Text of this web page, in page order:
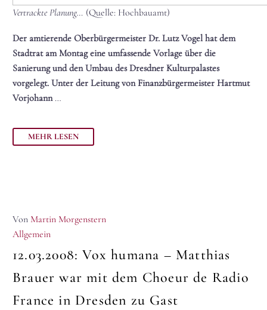
Vertrackte Planung… (Quelle: Hochbauamt)
Der amtierende Oberbürgermeister Dr. Lutz Vogel hat dem
Stadtrat am Montag eine umfassende Vorlage über die
Sanierung und den Umbau des Dresdner Kulturpalastes
vorgelegt. Unter der Leitung von Finanzbürgermeister Hartmut
Vorjohann…
MEHR LESEN
Von Martin Morgenstern
Allgemein
12.03.2008:Vox humana – Matthias
Brauer war mit dem Choeur de Radio
France in Dresden zu Gast